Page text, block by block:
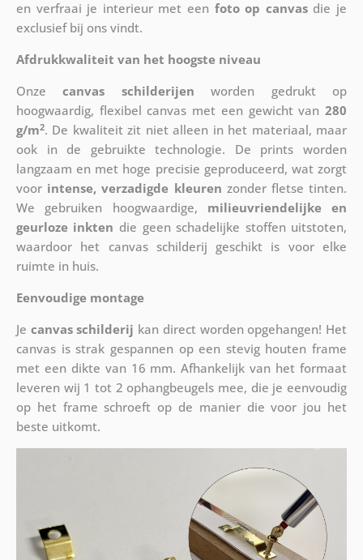
en verfraai je interieur met een foto op canvasdie je
exclusief bij ons vindt.
Afdrukkwaliteit van het hoogste niveau
Onzecanvas schilderijen worden gedrukt op
hoogwaardig, flexibel canvas met een gewicht van280
g/m2. De kwaliteit zit niet alleen in het materiaal, maar
ook in de gebruikte technologie. De prints worden
langzaam en met hoge precisie geproduceerd, wat zorgt
voor intense, verzadigde kleuren zonder fletse tinten.
We gebruiken hoogwaardige, milieuvriendelijke en
geurloze inkten die geen schadelijke stoffen uitstoten,
waardoor het canvas schilderij geschikt is voor elke
ruimte in huis.
Eenvoudige montage
Je canvas schilderij kan direct worden opgehangen! Het
canvas is strak gespannen op een stevig houten frame
met een dikte van 16 mm. Afhankelijk van het formaat
leveren wij 1 tot 2 ophangbeugels mee, die je eenvoudig
op het frame schroeft op de manier die voor jou het
beste uitkomt.